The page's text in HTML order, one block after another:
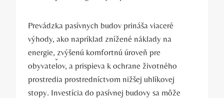
Prevádzka pasívnych budov prináša viaceré
výhody, ako napríklad znížené náklady na
energie, zvýšenú komfortnú úroveň pre
obyvateľov, a prispieva k ochrane životného
prostredia prostredníctvom nižšej uhlíkovej
stopy. Investícia do pasívnej budovy sa môže